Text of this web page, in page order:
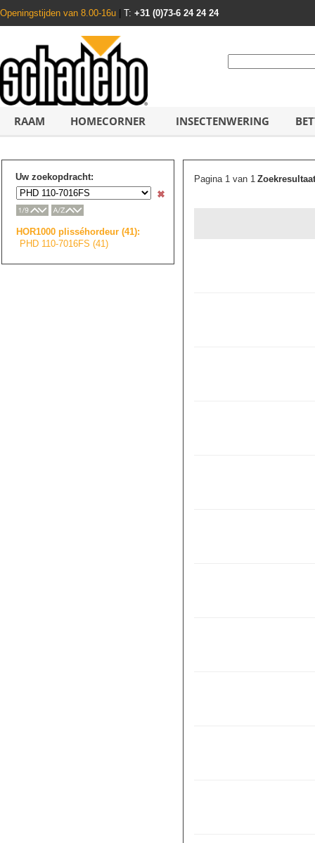
Openingstijden van 8.00-16u T: +31 (0)73-6 24 24 24
RAAM HOMECORNER INSECTENWERING
Uw zoekopdracht:
HOR1000 plisséhordeur (41):
PHD 110-7016FS (41)
Pagina 1 van 1Zoekresultaat